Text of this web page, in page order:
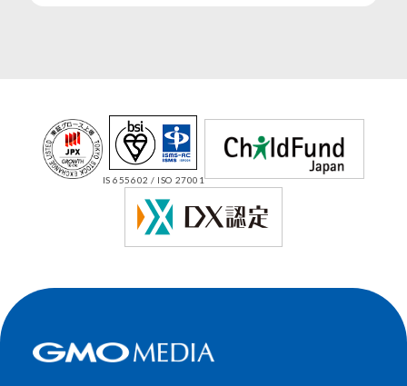
電子広告
免責事項
IS 655602 / ISO 27001